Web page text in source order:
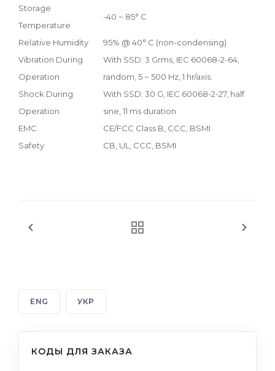
Storage
Temperature
-40 ~ 85° C
Relative Humidity
95% @ 40° C (non-condensing)
Vibration During
Operation
With SSD: 3 Grms, IEC 60068-2-64,
random, 5 ~ 500 Hz, 1 hr/axis.
Shock During
Operation
With SSD: 30 G, IEC 60068-2-27, half
sine, 11 ms duration
EMC
CE/FCC Class B, CCC, BSMI
Safety
CB, UL, CCC, BSMI
ENG УКР
КОДЫ ДЛЯ ЗАКАЗА